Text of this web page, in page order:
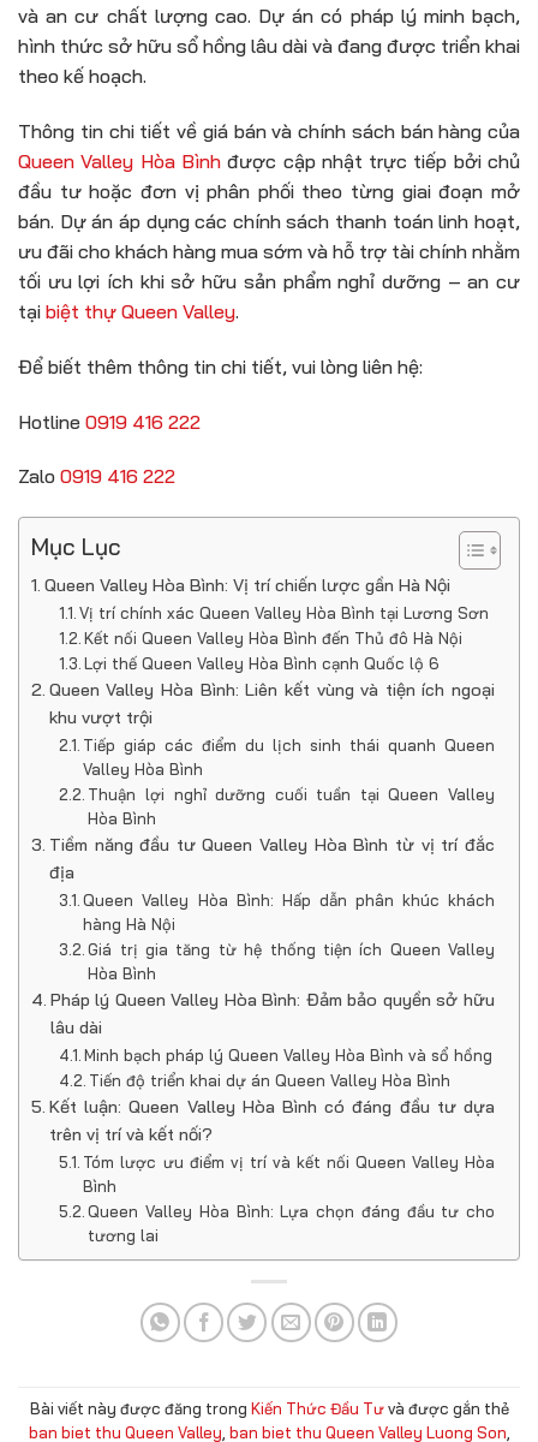
và an cư chất lượng cao. Dự án có pháp lý minh bạch,
hình thức sở hữu sổ hồng lâu dài và đang được triển khai
theo kế hoạch.
Thông tin chi tiết về giá bán và chính sách bán hàng của
Queen Valley Hòa Bìnhđược cập nhật trực tiếp bởi chủ
đầu tư hoặc đơn vị phân phối theo từng giai đoạn mở
bán. Dự án áp dụng các chính sách thanh toán linh hoạt,
ưu đãi cho khách hàng mua sớm và hỗ trợ tài chính nhằm
tối ưu lợi ích khi sở hữu sản phẩm nghỉ dưỡng – an cư
tại biệt thự Queen Valley.
Để biết thêm thông tin chi tiết, vui lòng liên hệ:
Hotline 0919 416 222
Zalo 0919 416 222
Mục Lục
Queen Valley Hòa Bình: Vị trí chiến lược gần Hà Nội
Vị trí chính xác Queen Valley Hòa Bình tại Lương Sơn
Kết nối Queen Valley Hòa Bình đến Thủ đô Hà Nội
Lợi thế Queen Valley Hòa Bình cạnh Quốc lộ 6
Queen Valley Hòa Bình: Liên kết vùng và tiện ích ngoại
khu vượt trội
Tiếp giáp các điểm du lịch sinh thái quanh Queen
Valley Hòa Bình
Thuận lợi nghỉ dưỡng cuối tuần tại Queen Valley
Hòa Bình
Tiềm năng đầu tư Queen Valley Hòa Bình từ vị trí đắc
địa
Queen Valley Hòa Bình: Hấp dẫn phân khúc khách
hàng Hà Nội
Giá trị gia tăng từ hệ thống tiện ích Queen Valley
Hòa Bình
Pháp lý Queen Valley Hòa Bình: Đảm bảo quyền sở hữu
lâu dài
Minh bạch pháp lý Queen Valley Hòa Bình và sổ hồng
Tiến độ triển khai dự án Queen Valley Hòa Bình
Kết luận: Queen Valley Hòa Bình có đáng đầu tư dựa
trên vị trí và kết nối?
Tóm lược ưu điểm vị trí và kết nối Queen Valley Hòa
Bình
Queen Valley Hòa Bình: Lựa chọn đáng đầu tư cho
tương lai
Bài viết này được đăng trong Kiến Thức Đầu Tưvà được gắn thẻ
ban biet thu Queen Valley ban biet thu Queen Valley Luong Son